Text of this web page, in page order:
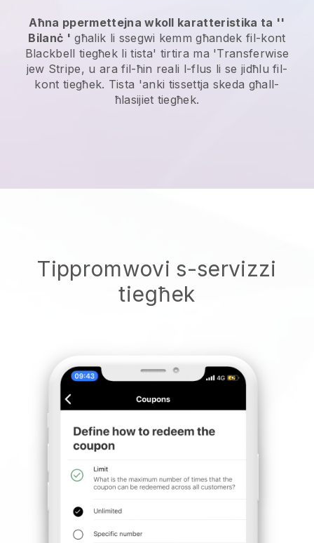
Aħna ppermettejna wkoll karatteristika ta ''
Bilanċ ' għalik li ssegwi kemm għandek fil-kont
Blackbell tiegħek li tista' tirtira ma 'Transferwise
jew Stripe, u ara fil-ħin reali l-flus li se jidħlu fil-
kont tiegħek. Tista 'anki tissettja skeda għall-
ħlasijiet tiegħek.
Tippromwovi s-servizzi
tiegħek